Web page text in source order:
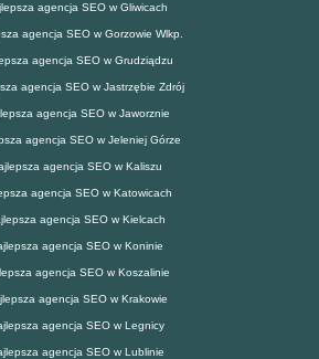
agencja SEO w Gliwicach
agencja SEO w Gorzowie Wlkp.
agencja SEO w Grudziądzu
agencja SEO w Jastrzębie Zdrój
agencja SEO w Jaworznie
agencja SEO w Jeleniej Górze
agencja SEO w Kaliszu
agencja SEO w Katowicach
agencja SEO w Kielcach
agencja SEO w Koninie
agencja SEO w Koszalinie
agencja SEO w Krakowie
agencja SEO w Legnicy
agencja SEO w Lublinie